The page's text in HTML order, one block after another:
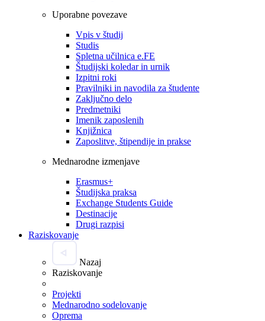
Uporabne povezave
Vpis v študij
Studis
Spletna učilnica e.FE
Študijski koledar in urnik
Izpitni roki
Pravilniki in navodila za študente
Zaključno delo
Predmetniki
Imenik zaposlenih
Knjižnica
Zaposlitve, štipendije in prakse
Mednarodne izmenjave
Erasmus+
Študijska praksa
Exchange Students Guide
Destinacije
Drugi razpisi
Raziskovanje
Nazaj
Raziskovanje
Projekti
Mednarodno sodelovanje
Oprema